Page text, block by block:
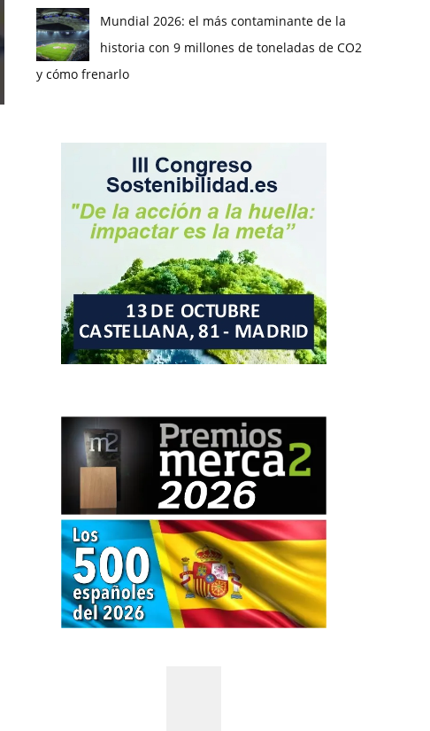
Mundial 2026: el más contaminante de la
historia con 9 millones de toneladas de CO2
y cómo frenarlo